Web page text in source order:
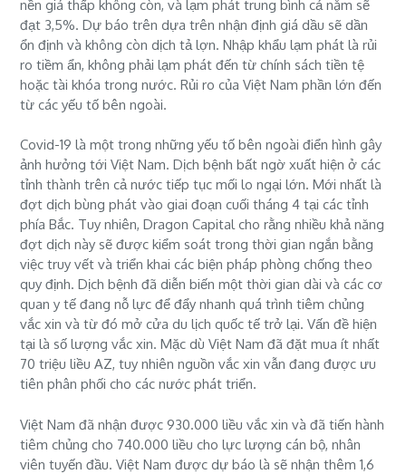
nền giá thấp không còn, và lạm phát trung bình cả năm sẽ
đạt 3,5%. Dự báo trên dựa trên nhận định giá dầu sẽ dần
ổn định và không còn dịch tả lợn. Nhập khẩu lạm phát là rủi
ro tiềm ẩn, không phải lạm phát đến từ chính sách tiền tệ
hoặc tài khóa trong nước. Rủi ro của Việt Nam phần lớn đến
từ các yếu tố bên ngoài.
Covid-19 là một trong những yếu tố bên ngoài điển hình gây
ảnh hưởng tới Việt Nam. Dịch bệnh bất ngờ xuất hiện ở các
tỉnh thành trên cả nước tiếp tục mối lo ngại lớn. Mới nhất là
đợt dịch bùng phát vào giai đoạn cuối tháng 4 tại các tỉnh
phía Bắc. Tuy nhiên, Dragon Capital cho rằng nhiều khả năng
đợt dịch này sẽ được kiểm soát trong thời gian ngắn bằng
việc truy vết và triển khai các biện pháp phòng chống theo
quy định. Dịch bệnh đã diễn biến một thời gian dài và các cơ
quan y tế đang nỗ lực để đẩy nhanh quá trình tiêm chủng
vắc xin và từ đó mở cửa du lịch quốc tế trở lại. Vấn đề hiện
tại là số lượng vắc xin. Mặc dù Việt Nam đã đặt mua ít nhất
70 triệu liều AZ, tuy nhiên nguồn vắc xin vẫn đang được ưu
tiên phân phối cho các nước phát triển.
Việt Nam đã nhận được 930.000 liều vắc xin và đã tiến hành
tiêm chủng cho 740.000 liều cho lực lượng cán bộ, nhân
viên tuyến đầu. Việt Nam được dự báo là sẽ nhận thêm 1,6